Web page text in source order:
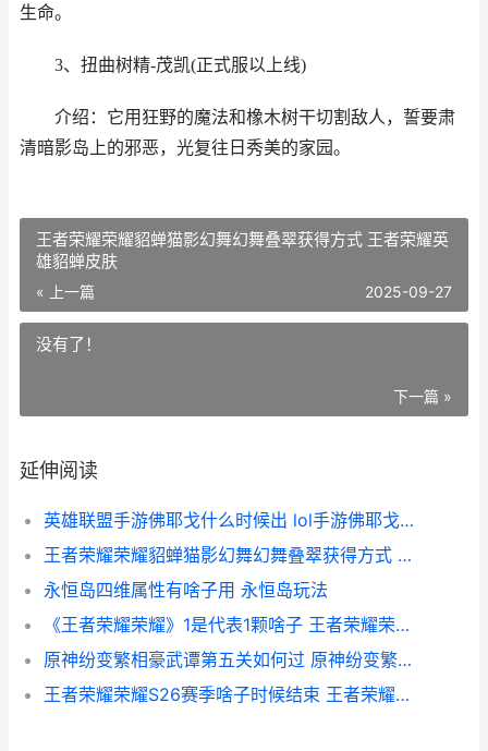
生命。
3、扭曲树精-茂凯(正式服以上线)
介绍：它用狂野的魔法和橡木树干切割敌人，誓要肃
清暗影岛上的邪恶，光复往日秀美的家园。
王者荣耀荣耀貂蝉猫影幻舞幻舞叠翠获得方式 王者荣耀英
雄貂蝉皮肤
« 上一篇 2025-09-27
没有了！
下一篇 »
延伸阅读
英雄联盟手游佛耶戈什么时候出 lol手游佛耶戈上线时间介绍[多图]
王者荣耀荣耀貂蝉猫影幻舞幻舞叠翠获得方式 王者荣耀英雄貂蝉皮肤
永恒岛四维属性有啥子用 永恒岛玩法
《王者荣耀荣耀》1是代表1颗啥子 王者荣耀荣耀称号哪个含金量最高
原神纷变繁相豪武谭第五关如何过 原神纷变繁相豪武潭第二关
王者荣耀荣耀S26赛季啥子时候结束 王者荣耀荣耀称号